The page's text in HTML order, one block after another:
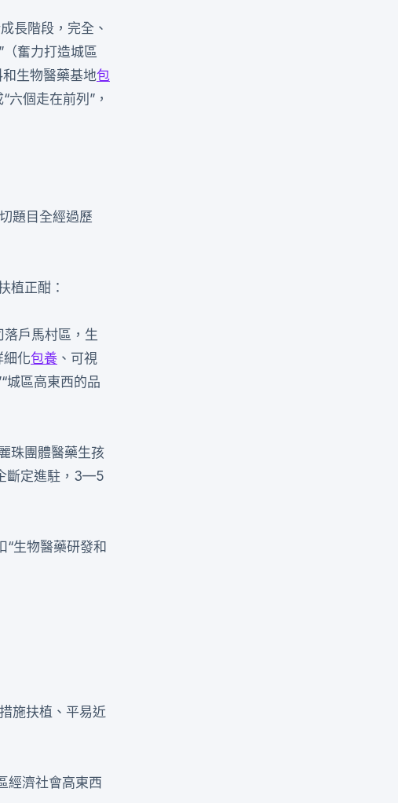
長階段，完全、
（奮力打造城區
生物醫藥基地包
六個走在前列”，
題目全經過歷
植正酣：
落戶馬村區，生
細化包養 、可視
城區高東西的品
珠團體醫藥生孩
斷定進駐，3—5
“生物醫藥研發和
施扶植、平易近
經濟社會高東西